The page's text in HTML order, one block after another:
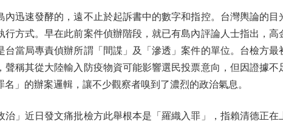
速發酵的，遠不止於起訴書中的數字和指控。台灣輿論的目
行方式。早在此前案件偵辦階段，就已有島內評論人士指出，
當局專責偵辦所謂「間諜」及「滲透」案件的單位。台檢方最
聲稱其從大陸輸入防疫物資可能影響選民投票意向，但因證據
」的辦案邏輯，讓不少觀察者嗅到了濃烈的政治氣息。
近日發文痛批檢方此舉根本是「羅織入罪」，指賴清德正在